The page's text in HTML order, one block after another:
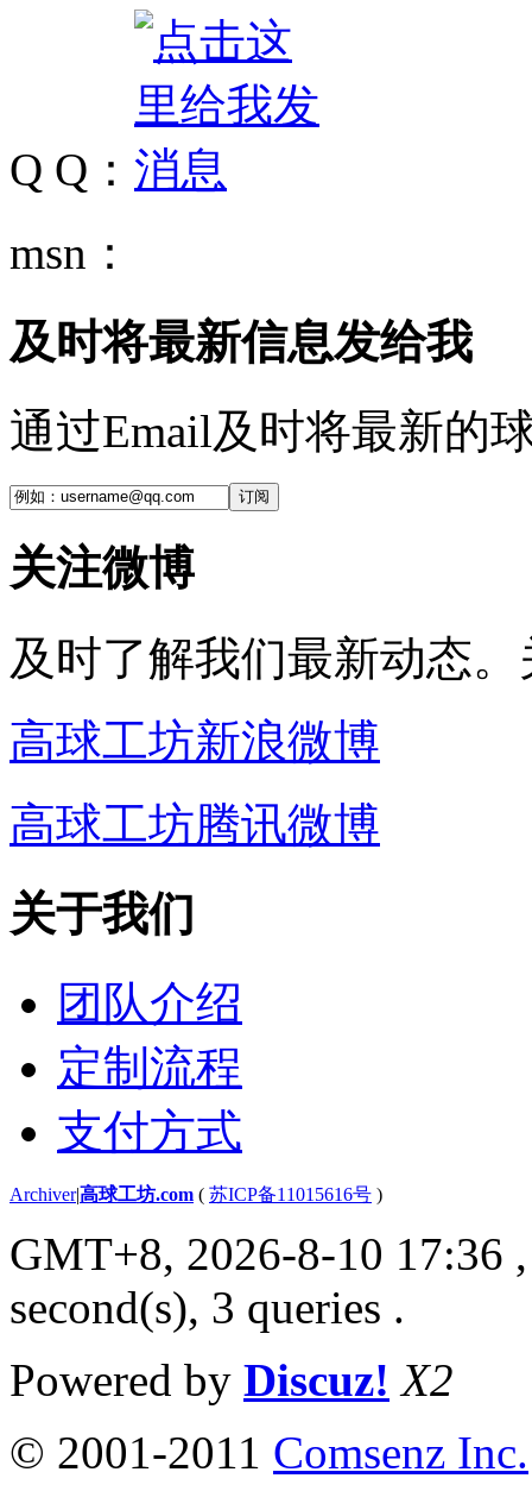
Q Q：
msn：
及时将最新信息发给我
通过Email及时将最新的
订阅
关注微博
及时了解我们最新动态
高球工坊新浪微博
高球工坊腾讯微博
关于我们
团队介绍
定制流程
支付方式
Archiver|高球工坊.com ( 苏ICP备11015616号 )
GMT+8, 2026-8-10 17:36
second(s), 3 queries .
Powered by Discuz! X2
© 2001-2011 Comsenz Inc.